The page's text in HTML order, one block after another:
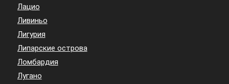
Лацио
Ливиньо
Лигурия
Липарские острова
Ломбардия
Лугано